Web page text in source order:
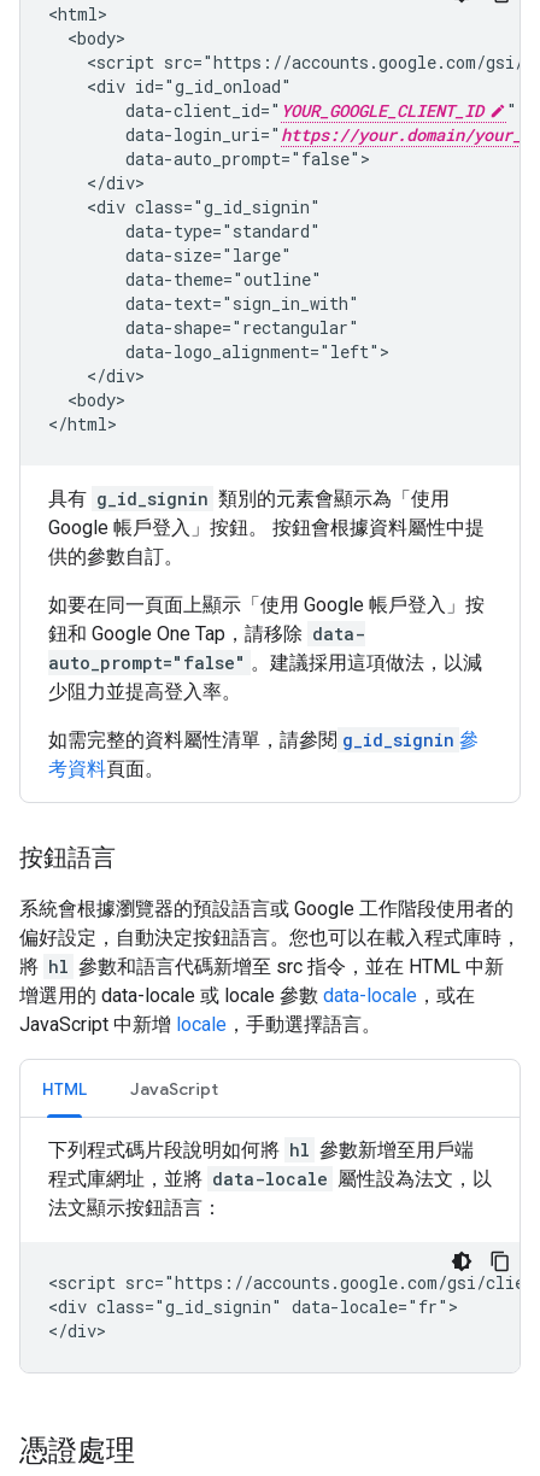
<html>
  <body>
<script src="https://accounts.google.com/gsi/
    <div id="g_id_onload"
        data-client_id="
YOUR_GOOGLE_CLIENT_ID
"
        data-login_uri="
https://your.domain/
        data-auto_prompt="false">
    </div>
    <div class="g_id_signin"
        data-type="standard"
        data-size="large"
        data-theme="outline"
        data-text="sign_in_with"
        data-shape="rectangular"
        data-logo_alignment="left">
    </div>
  <body>
具有 g_id_signin 類別的元素會顯示為「使用
Google 帳戶登入」按鈕。 按鈕會根據資料屬性中提
供的參數自訂。
如要在同一頁面上顯示「使用 Google 帳戶登入」按
鈕和 Google One Tap，請移除 data-
auto_prompt="false" 。建議採用這項做法，以減
少阻力並提高登入率。
如需完整的資料屬性清單，請參閱 g_id_signin 參
考資料頁面。
按鈕語言
系統會根據瀏覽器的預設語言或 Google 工作階段使用者的
偏好設定，自動決定按鈕語言。您也可以在載入程式庫時，
將 hl 參數和語言代碼新增至 src 指令，並在 HTML 中新
增選用的 data-locale 或 locale 參數 data-locale ，或在
JavaScript 中新增 locale ，手動選擇語言。
HTML JavaScript
下列程式碼片段說明如何將 hl 參數新增至用戶端
程式庫網址，並將 data-locale 屬性設為法文，以
法文顯示按鈕語言：
<script src="https://accounts.google.com/gsi/
<div class="g_id_signin" data-locale="fr">
憑證處理